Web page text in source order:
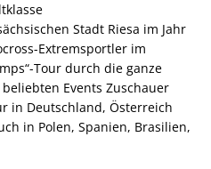
Stadt Riesa im Jahr
Extremsportler im
Tour durch die ganze
Events Zuschauer
in Deutschland, Österreich
in Polen, Spanien, Brasilien,